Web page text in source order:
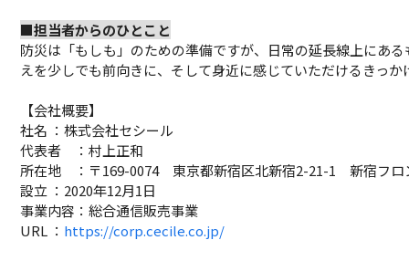
■担当者からのひとこと
防災は「もしも」のための準備ですが、日常の延長線上にあ
えを少しでも前向きに、そして身近に感じていただけるきっ
【会社概要】
社名 ：株式会社セシール
代表者 ：村上正和
所在地 ：〒169-0074 東京都新宿区北新宿2-21-1 新宿フロ
設立 ：2020年12月1日
事業内容：総合通信販売事業
URL ： https://corp.cecile.co.jp/